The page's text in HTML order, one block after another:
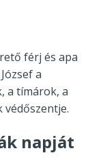
férj és apa
a
a tímárok, a
védőszentje.
napját